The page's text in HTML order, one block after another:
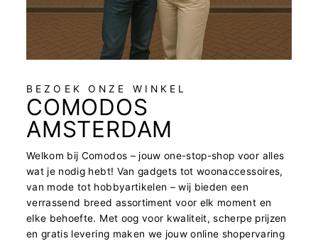
BEZOEK ONZE WINKEL
COMODOS
AMSTERDAM
Welkom bij Comodos – jouw one-stop-shop voor alles
wat je nodig hebt! Van gadgets tot woonaccessoires,
van mode tot hobbyartikelen – wij bieden een
verrassend breed assortiment voor elk moment en
elke behoefte. Met oog voor kwaliteit, scherpe prijzen
en gratis levering maken we jouw online shopervaring